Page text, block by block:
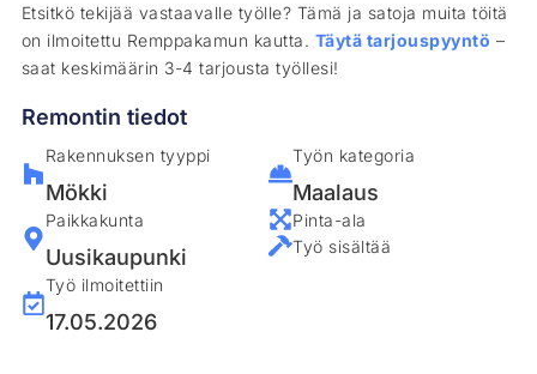
Etsitkö tekijää vastaavalle työlle? Tämä ja satoja muita töitä
on ilmoitettu Remppakamun kautta. Täytä tarjouspyyntö –
saat keskimäärin 3-4 tarjousta työllesi!
Remontin tiedot
Rakennuksen tyyppi
Mökki
Paikkakunta
Uusikaupunki
Työ ilmoitettiin
17.05.2026
Työn kategoria
Maalaus
Pinta-ala
Työ sisältää